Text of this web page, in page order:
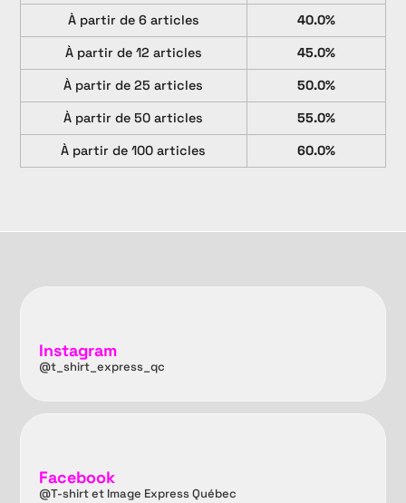
À partir de 6 articles
40.0%
À partir de 12 articles
45.0%
À partir de 25 articles
50.0%
À partir de 50 articles
55.0%
À partir de 100 articles
60.0%
Instagram
@t_shirt_express_qc
Facebook
@T-shirt et Image Express Québec